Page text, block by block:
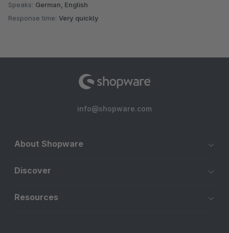
Speaks: German, English
Response time: Very quickly
info@shopware.com
About Shopware
Discover
Resources